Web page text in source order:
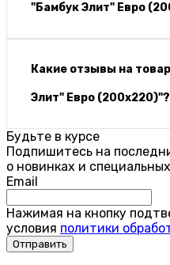
"Бамбук Элит" Евро
Какие отзывы на
Элит" Евро (200х220)"?
Будьте в курсе
Подпишитесь на
о новинках и
Email
Нажимая на кнопку
условия политики